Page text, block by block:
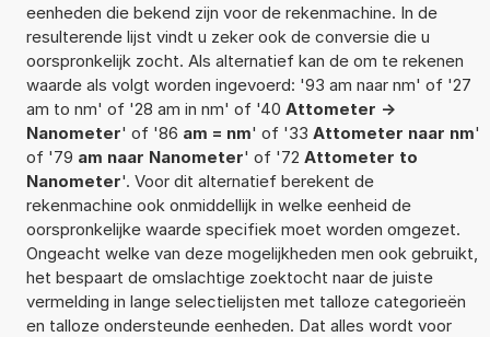
eenheden die bekend zijn voor de rekenmachine. In de
resulterende lijst vindt u zeker ook de conversie die u
oorspronkelijk zocht. Als alternatief kan de om te rekenen
waarde als volgt worden ingevoerd: '93 am naar nm' of '27
am to nm' of '28 am in nm' of '40 Attometer ->
Nanometer' of '86 am = nm' of '33 Attometer naar nm'
of '79 am naar Nanometer' of '72 Attometer to
Nanometer'. Voor dit alternatief berekent de
rekenmachine ook onmiddellijk in welke eenheid de
oorspronkelijke waarde specifiek moet worden omgezet.
Ongeacht welke van deze mogelijkheden men ook gebruikt,
het bespaart de omslachtige zoektocht naar de juiste
vermelding in lange selectielijsten met talloze categorieën
en talloze ondersteunde eenheden. Dat alles wordt voor